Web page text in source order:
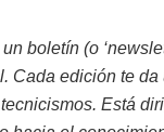
un boletín (o
Cada edición te
Está